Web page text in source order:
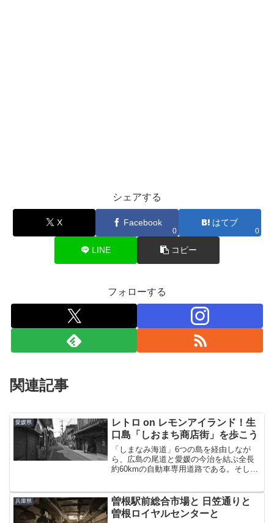
シェアする
X Facebook
0
はてブ
0
LINE コピー
フォローする
関連記事
愛媛県
レトロ on レモンアイランド！生
口島「しおまち商店街」を歩こう
「しまなみ海道」6つの島を経由しなが
ら、広島の尾道と愛媛の今治を結ぶ全長
約60kmの自動車専用道路である。そして
ッカとなっている。自転車道は総延長
70km。すでに小旅行...
兵庫県
曽根駅前総合市場と 日笠通りと
曽根ロイヤルセンターと